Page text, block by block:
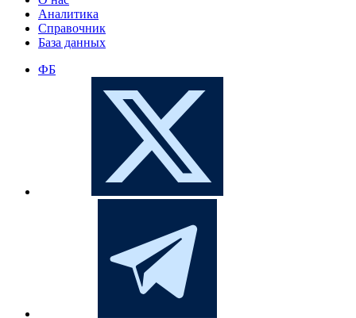
Аналитика
Справочник
База данных
ФБ